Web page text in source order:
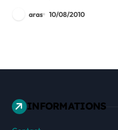
aras 10/08/2010
INFORMATIONS